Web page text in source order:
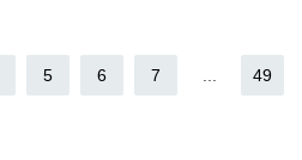
5 6 7 49